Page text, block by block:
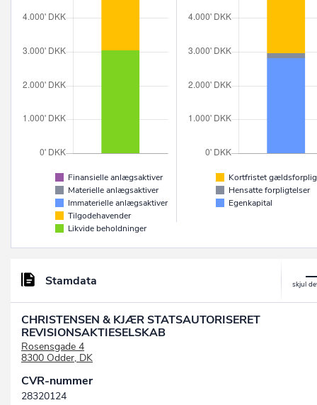
Finansielle anlægsaktiver
Materielle anlægsaktiver
Immaterielle anlægsaktiver
Tilgodehavender
Likvide beholdninger
Kortfristet
Hensatte forpligtelser
Egenkapital
Stamdata
CHRISTENSEN & KJÆR STATSAUTORISERET
REVISIONSAKTIESELSKAB
Rosensgade 4
8300 Odder, DK
CVR-nummer
28320124